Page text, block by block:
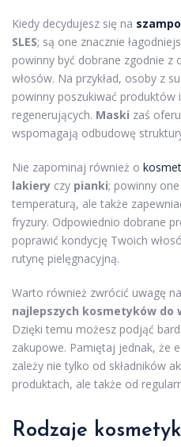
Kiedy decydujesz się na
SLES; są one znacznie
powinny być dobrane zgodnie z
włosów. Na przykład, osoby z
powinny poszukiwać produktów
regenerujących. Maski zaś
wspomagają odbudowę
Nie zapominaj również o
lakiery czy pianki; powinny
temperaturą, ale także
fryzury. Odpowiednio dobrane
poprawić kondycję Twoich
rutynę pielęgnacyjną.
Warto również zwrócić uwagę na
najlepszych kosmetyków do
Dzięki temu możesz podjąć
zakupowe. Pamiętaj jednak, że
zależy nie tylko od składników
produktach, ale także od
Rodzaje